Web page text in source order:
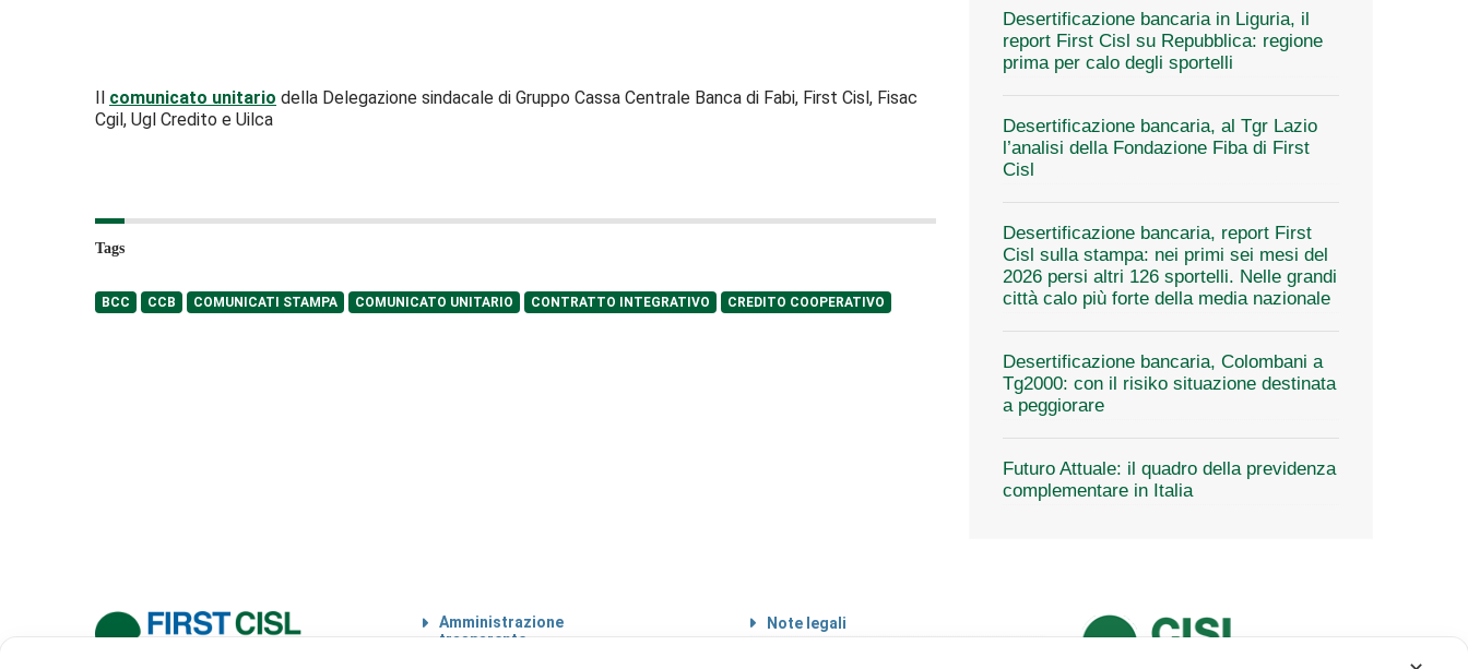
Il comunicato unitario della Delegazione sindacale di Gruppo Cassa Centrale Banca di Fabi, First Cisl, Fisac
Cgil, Ugl Credito e Uilca
Tags
BCC CCB COMUNICATI STAMPA COMUNICATO UNITARIO CONTRATTO INTEGRATIVO CREDITO COOPERATIVO
Desertificazione bancaria in Liguria, il
report First Cisl su Repubblica: regione
prima per calo degli sportelli
Desertificazione bancaria, al Tgr Lazio
l’analisi della Fondazione Fiba di First
Cisl
Desertificazione bancaria, report First
Cisl sulla stampa: nei primi sei mesi del
2026 persi altri 126 sportelli. Nelle grandi
città calo più forte della media nazionale
Desertificazione bancaria, Colombani a
Tg2000: con il risiko situazione destinata
a peggiorare
Futuro Attuale: il quadro della previdenza
complementare in Italia
Amministrazione
trasparente
Note legali